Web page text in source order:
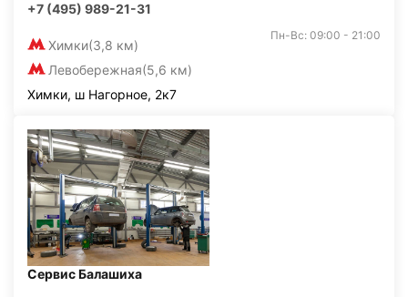
+7 (495) 989-21-31
Химки(3,8 км)
Левобережная(5,6 км)
Пн-Вс: 09:00 - 21:00
Химки, ш Нагорное, 2к7
Сервис Балашиха